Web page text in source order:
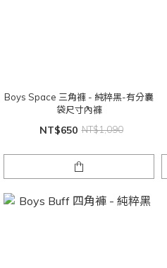
Boys Space 三角褲 - 純粹黑-有分囊
袋尺寸內褲
NT$650 NT$1,090